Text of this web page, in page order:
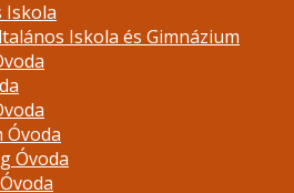
Iskola
Iskola és Gimnázium
Óvoda
Óvoda